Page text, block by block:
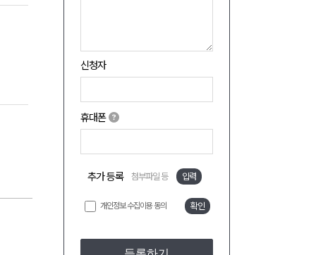
신청자
휴대폰
추가 등록 첨부파일 등 입력
개인정보 수집이용 동의 확인